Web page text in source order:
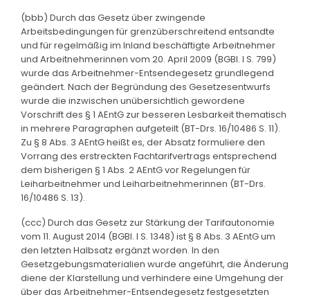
(bbb) Durch das Gesetz über zwingende
Arbeitsbedingungen für grenzüberschreitend entsandte
und für regelmäßig im Inland beschäftigte Arbeitnehmer
und Arbeitnehmerinnen vom 20. April 2009 (BGBl. I S. 799)
wurde das Arbeitnehmer-Entsendegesetz grundlegend
geändert. Nach der Begründung des Gesetzesentwurfs
wurde die inzwischen unübersichtlich gewordene
Vorschrift des § 1 AEntG zur besseren Lesbarkeit thematisch
in mehrere Paragraphen aufgeteilt (BT-Drs. 16/10486 S. 11).
Zu § 8 Abs. 3 AEntG heißt es, der Absatz formuliere den
Vorrang des erstreckten Fachtarifvertrags entsprechend
dem bisherigen § 1 Abs. 2 AEntG vor Regelungen für
Leiharbeitnehmer und Leiharbeitnehmerinnen (BT-Drs.
16/10486 S. 13).
(ccc) Durch das Gesetz zur Stärkung der Tarifautonomie
vom 11. August 2014 (BGBl. I S. 1348) ist § 8 Abs. 3 AEntG um
den letzten Halbsatz ergänzt worden. In den
Gesetzgebungsmaterialien wurde angeführt, die Änderung
diene der Klarstellung und verhindere eine Umgehung der
über das Arbeitnehmer-Entsendegesetz festgesetzten